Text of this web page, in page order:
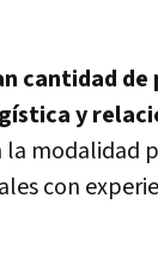
cantidad de
y
la modalidad
con